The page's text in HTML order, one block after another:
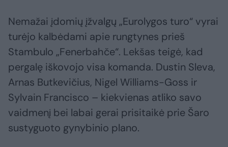
Nemažai įdomių įžvalgų „Eurolygos turo“ vyrai
turėjo kalbėdami apie rungtynes prieš
Stambulo „Fenerbahče“. Lekšas teigė, kad
pergalę iškovojo visa komanda. Dustin Sleva,
Arnas Butkevičius, Nigel Williams-Goss ir
Sylvain Francisco – kiekvienas atliko savo
vaidmenį bei labai gerai prisitaikė prie Šaro
sustyguoto gynybinio plano.